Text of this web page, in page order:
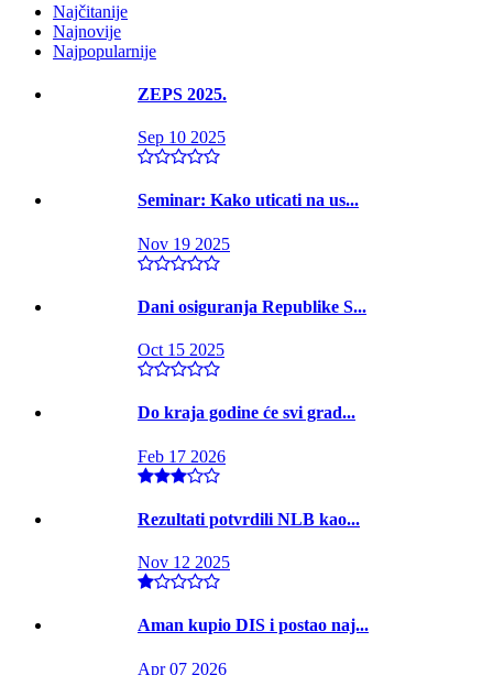
Najčitanije
Najnovije
Najpopularnije
ZEPS 2025.
Sep 10 2025
Seminar: Kako uticati na us...
Nov 19 2025
Dani osiguranja Republike S...
Oct 15 2025
Do kraja godine će svi grad...
Feb 17 2026
Rezultati potvrdili NLB kao...
Nov 12 2025
Aman kupio DIS i postao naj...
Apr 07 2026